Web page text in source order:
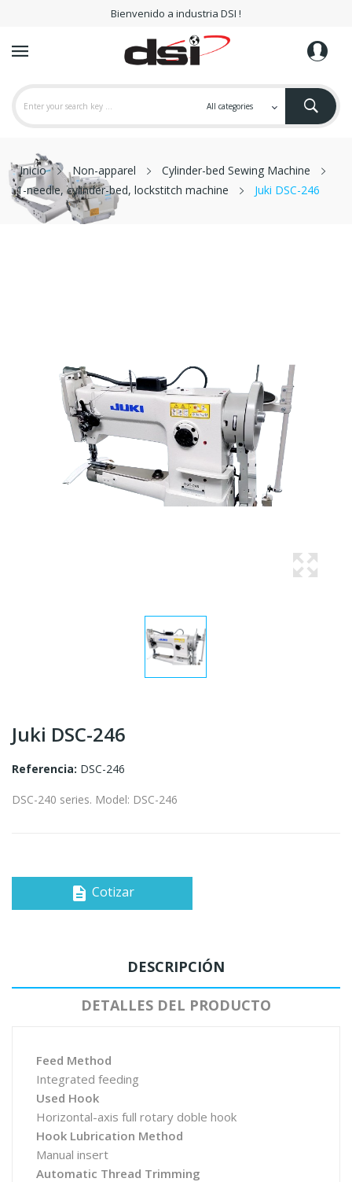
Bienvenido a industria DSI !
Inicio Non-apparel
Cylinder-bed Sewing Machine
1-needle, cylinder-bed, lockstitch machine
Juki DSC-246
Juki DSC-246
Referencia: DSC-246
DSC-240 series. Model: DSC-246
description Cotizar
DESCRIPCIÓN
DETALLES DEL PRODUCTO
Feed Method
Integrated feeding
Used Hook
Horizontal-axis full rotary doble hook
Hook Lubrication Method
Manual insert
Automatic Thread Trimming